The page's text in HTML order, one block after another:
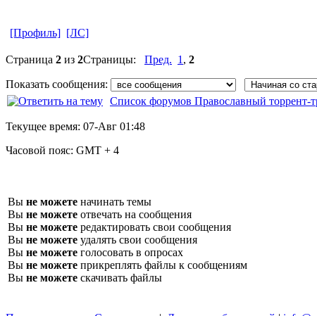
[Профиль] [ЛС]
Страница 2 из 2Страницы: Пред. 1 , 2
Показать сообщения:
Список форумов Православный торрент-
Текущее время: 07-Авг 01:48
Часовой пояс: GMT + 4
Вы не можете начинать темы
Вы не можете отвечать на сообщения
Вы не можете редактировать свои сообщения
Вы не можете удалять свои сообщения
Вы не можете голосовать в опросах
Вы не можете прикреплять файлы к сообщениям
Вы не можете скачивать файлы